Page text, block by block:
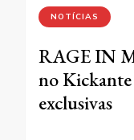
NOTÍCIAS
RAGE IN
no Kickante
exclusivas